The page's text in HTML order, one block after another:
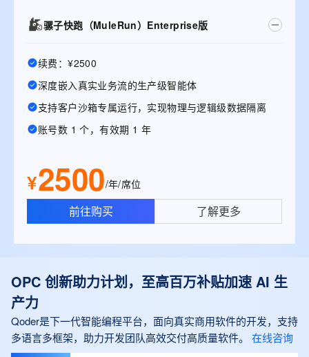
骡子快跑（MuleRun）Enterprise版
续费：¥2500
深度嵌入真实业务流的生产级智能体
支持客户沙箱专属运行，实现物理与逻辑级数据隔离
账号数 1 个，有效期 1 年
¥2500/年/席位
前往购买 了解更多
OPC 创新助力计划，至高百万补贴加速 AI 生
产力
Qoder是下一代智能编程平台，面向真实商用软件的开发，支持
多语言多框架，助力开发团队高效交付高质量软件。
在线咨询